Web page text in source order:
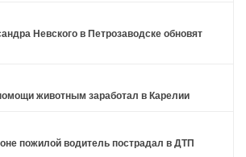
Невского в Петрозаводске обновят
животным заработал в Карелии
пожилой водитель пострадал в ДТП